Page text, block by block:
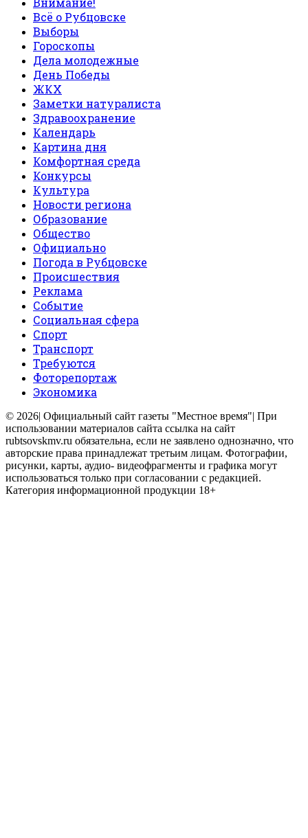
Всё о Рубцовске
Выборы
Гороскопы
Дела молодежные
День Победы
ЖКХ
Заметки натуралиста
Здравоохранение
Календарь
Картина дня
Комфортная среда
Конкурсы
Культура
Новости региона
Образование
Общество
Официально
Погода в Рубцовске
Происшествия
Реклама
Событие
Социальная сфера
Спорт
Транспорт
Требуются
Фоторепортаж
Экономика
© 2026| Официальный сайт газеты "Местное время"| При
использовании материалов сайта ссылка на сайт
rubtsovskmv.ru обязательна, если не заявлено однозначно, что
авторские права принадлежат третьим лицам. Фотографии,
рисунки, карты, аудио- видеофрагменты и графика могут
использоваться только при согласовании с редакцией.
Категория информационной продукции 18+